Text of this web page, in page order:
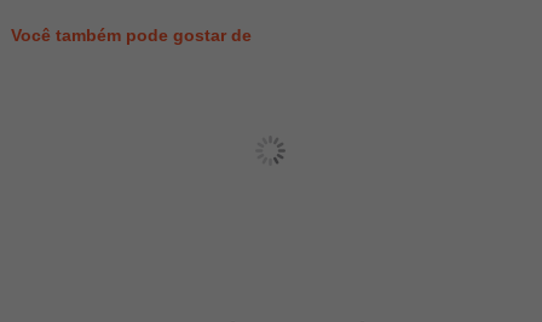
Você também pode gostar de